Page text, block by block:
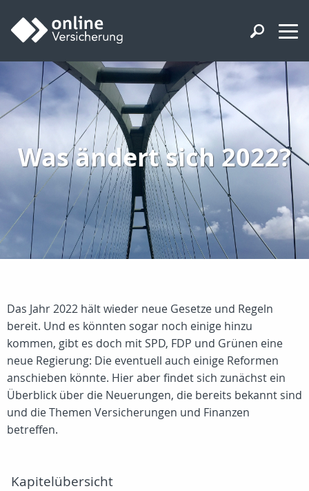
Was ändert sich 2022?
Das Jahr 2022 hält wieder neue Gesetze und Regeln
bereit. Und es könnten sogar noch einige hinzu
kommen, gibt es doch mit SPD, FDP und Grünen eine
neue Regierung: Die eventuell auch einige Reformen
anschieben könnte. Hier aber findet sich zunächst ein
Überblick über die Neuerungen, die bereits bekannt sind
und die Themen Versicherungen und Finanzen
betreffen.
Kapitelübersicht